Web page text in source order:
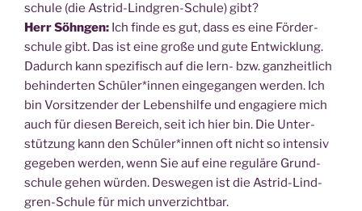
schu­le (die Astrid-Lind­gren-Schu­le) gibt?
Herr Söhn­gen: Ich fin­de es gut, dass es eine För­der­
schu­le gibt. Das ist eine gro­ße und gute Ent­wick­lung.
Dadurch kann spe­zi­fisch auf die lern- bzw. ganz­heit­lich
behin­der­ten Schüler*innen ein­ge­gan­gen wer­den. Ich
bin Vor­sit­zen­der der Lebens­hil­fe und enga­gie­re mich
auch für die­sen Bereich, seit ich hier bin. Die Unter­
stüt­zung kann den Schüler*innen oft nicht so inten­siv
gege­ben wer­den, wenn Sie auf eine regu­lä­re Grund­
schu­le gehen wür­den. Des­we­gen ist die Astrid-Lind­
gren-Schu­le für mich unverzichtbar.